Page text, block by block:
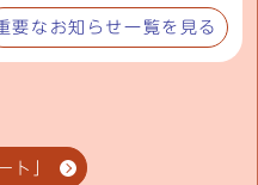
要なお知らせ一覧を見る
ト」